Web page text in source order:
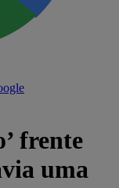
frente
uma